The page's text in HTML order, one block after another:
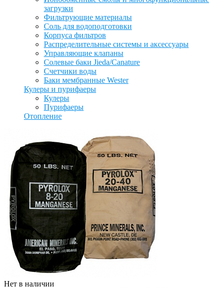
загрузки
Фильтрующие материалы
Соль для водоподготовки
Корпуса фильтров
Распределительные системы и аксессуары
Управляющие клапаны
Солевые баки Jieda/Canature
Счетчики воды
Баки мембранные Wester
Кулеры и пурифаеры
Кулеры
Пурифаеры
Отопление
Нет в наличии